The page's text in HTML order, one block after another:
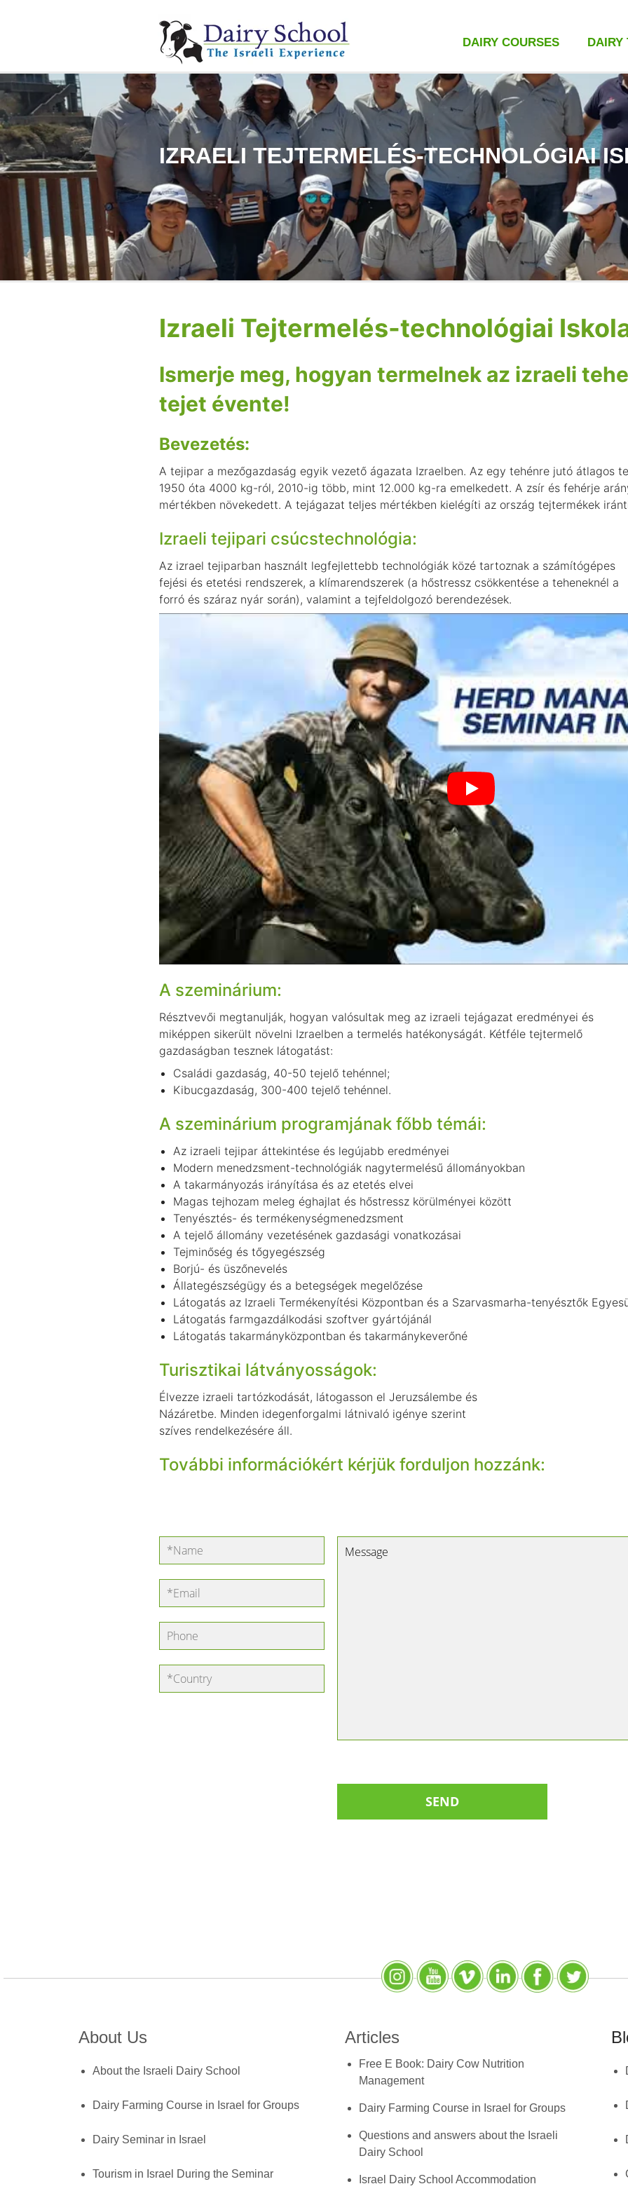
DAIRY COURSES DAIRY
IZRAELI TEJTERMELÉS-TECHNOLÓGIAI
Izraeli Tejtermelés-technológiai
Ismerje meg, hogyan termelnek az izraeli
tejet évente!
Bevezetés:
A tejipar a mezőgazdaság egyik vezető ágazata Izraelben. Az egy tehénre jutó átlagos
1950 óta 4000 kg-ról, 2010-ig több, mint 12.000 kg-ra emelkedett. A zsír és fehérje
mértékben növekedett. A tejágazat teljes mértékben kielégíti az ország tejtermékek
Izraeli tejipari csúcstechnológia:
Az izrael tejiparban használt legfejlettebb technológiák közé tartoznak a számítógépes
fejési és etetési rendszerek, a klímarendszerek (a hőstressz csökkentése a teheneknél a
forró és száraz nyár során), valamint a tejfeldolgozó berendezések.
A szeminárium:
Résztvevői megtanulják, hogyan valósultak meg az izraeli tejágazat eredményei és
miképpen sikerült növelni Izraelben a termelés hatékonyságát. Kétféle tejtermelő
gazdaságban tesznek látogatást:
Családi gazdaság, 40-50 tejelő tehénnel;
Kibucgazdaság, 300-400 tejelő tehénnel.
A szeminárium programjának főbb témái:
Az izraeli tejipar áttekintése és legújabb eredményei
Modern menedzsment-technológiák nagytermelésű állományokban
A takarmányozás irányítása és az etetés elvei
Magas tejhozam meleg éghajlat és hőstressz körülményei között
Tenyésztés- és termékenységmenedzsment
A tejelő állomány vezetésének gazdasági vonatkozásai
Tejminőség és tőgyegészség
Borjú- és üszőnevelés
Állategészségügy és a betegségek megelőzése
Látogatás az Izraeli Termékenyítési Központban és a Szarvasmarha-tenyésztők
Látogatás farmgazdálkodási szoftver gyártójánál
Látogatás takarmányközpontban és takarmánykeverőné
Turisztikai látványosságok:
Élvezze izraeli tartózkodását, látogasson el Jeruzsálembe és
Názáretbe. Minden idegenforgalmi látnivaló igénye szerint
szíves rendelkezésére áll.
További információkért kérjük forduljon hozzánk:
InstagramYouTubeSlideShareLinkedInFacebookX (Twitter)
About Us
About the Israeli Dairy School
Dairy Farming Course in Israel for Groups
Dairy Seminar in Israel
Tourism in Israel During the Seminar
Articles
Free E Book: Dairy Cow Nutrition
Management
Dairy Farming Course in Israel for Groups
Questions and answers about the Israeli
Dairy School
Israel Dairy School Accommodation